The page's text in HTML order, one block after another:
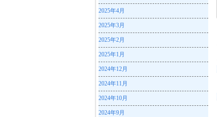
2025年4月
2025年3月
2025年2月
2025年1月
2024年12月
2024年11月
2024年10月
2024年9月